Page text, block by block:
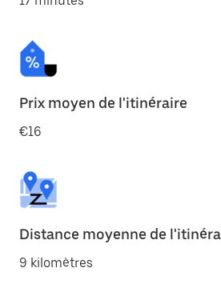
Prix moyen de l'itinéraire
€16
Distance moyenne de
9 kilomètres